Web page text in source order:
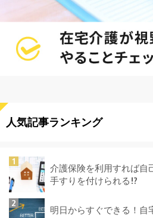
人気記事ランキング
介護保険を利用すれば自
手すりを付けられる!?
明日からすぐできる！自